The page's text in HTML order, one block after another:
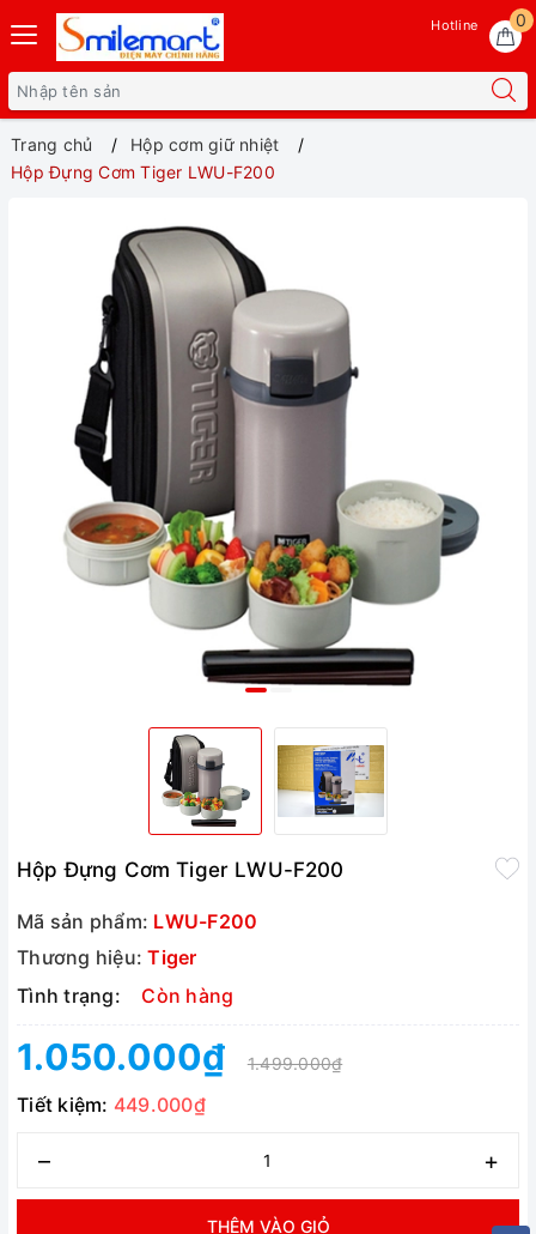
0
Hotline
Trang chủ
Hộp cơm giữ nhiệt
Hộp Đựng Cơm Tiger LWU-F200
Hộp Đựng Cơm Tiger LWU-F200
Mã sản phẩm: LWU-F200
Thương hiệu: Tiger
Tình trạng:
Còn hàng
1.050.000₫ 1.499.000₫
Tiết kiệm: 449.000₫
– +
THÊM VÀO GIỎ